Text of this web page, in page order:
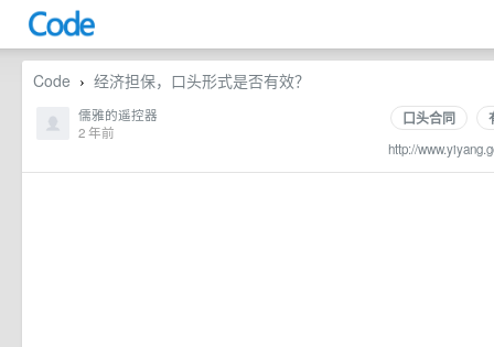
Code › 经济担保，口头形式是否有效？
口头合同
http://
儒雅的遥控器
2 年前